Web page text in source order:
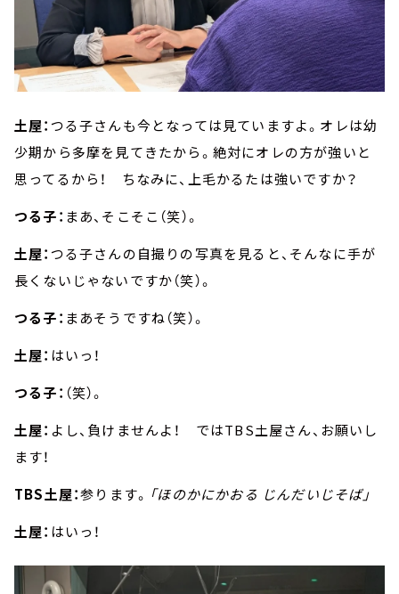
土屋： つる子さんも今となっては見ていますよ。オレは幼
少期から多摩を見てきたから。絶対にオレの方が強いと
思ってるから！ ちなみに、上毛かるたは強いですか？
つる子： まあ、そこそこ（笑）。
土屋： つる子さんの自撮りの写真を見ると、そんなに手が
長くないじゃないですか（笑）。
つる子： まあそうですね（笑）。
土屋： はいっ！
つる子： （笑）。
土屋： よし、負けませんよ！ ではTBS土屋さん、お願いし
ます！
TBS土屋：参ります。 「ほのかにかおる じんだいじそば」
土屋： はいっ！